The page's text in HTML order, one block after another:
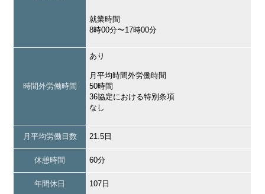
就業時間
8時00分〜17時00分
時間外労働時間
あり
月平均時間外労働時間
50時間
36協定における特別条項
なし
月平均労働日数 21.5日
休憩時間 60分
年間休日 107日